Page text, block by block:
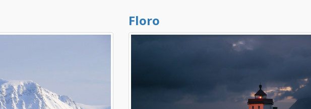
Floro